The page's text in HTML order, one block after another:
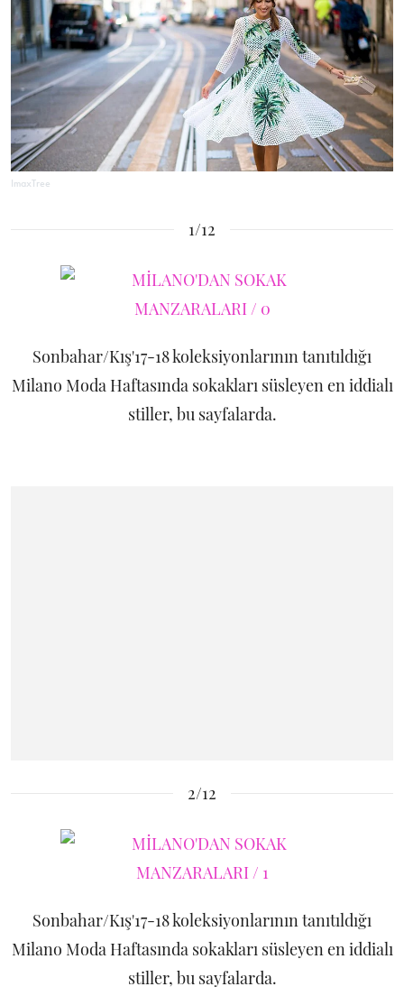
ImaxTree
1/12
Sonbahar/Kış'17-18 koleksiyonlarının tanıtıldığı
Milano Moda Haftasında sokakları süsleyen en iddialı
stiller, bu sayfalarda.
2/12
Sonbahar/Kış'17-18 koleksiyonlarının tanıtıldığı
Milano Moda Haftasında sokakları süsleyen en iddialı
stiller, bu sayfalarda.